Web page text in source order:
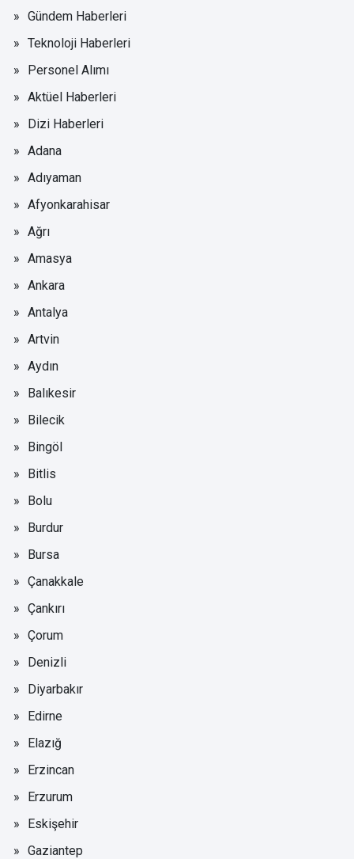
Gündem Haberleri
Teknoloji Haberleri
Personel Alımı
Aktüel Haberleri
Dizi Haberleri
Adana
Adıyaman
Afyonkarahisar
Ağrı
Amasya
Ankara
Antalya
Artvin
Aydın
Balıkesir
Bilecik
Bingöl
Bitlis
Bolu
Burdur
Bursa
Çanakkale
Çankırı
Çorum
Denizli
Diyarbakır
Edirne
Elazığ
Erzincan
Erzurum
Eskişehir
Gaziantep